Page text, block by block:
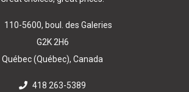
110-5600, boul. des Galeries
G2K 2H6
Québec (Québec), Canada
418 263-5389